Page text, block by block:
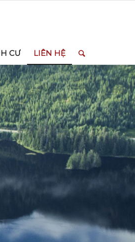
CƯ LIÊN HỆ